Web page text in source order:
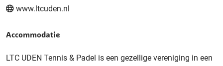
www.ltcuden.nl
Accommodatie
LTC UDEN Tennis & Padel is een gezellige vereniging in een